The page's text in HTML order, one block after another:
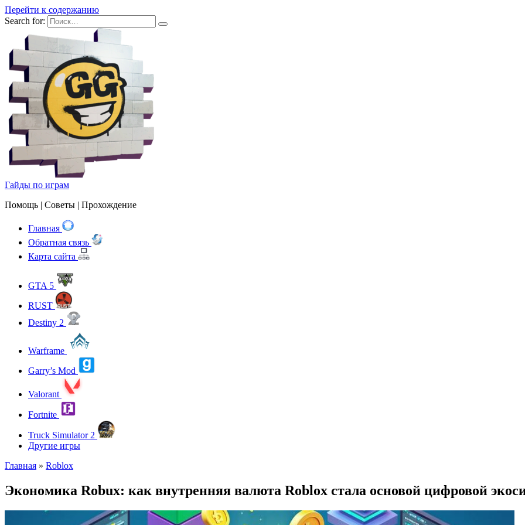
Перейти к содержанию
Search for:
Гайды по играм
Помощь | Cоветы | Прохождение
Главная
Обратная связь
Карта сайта
GTA 5
RUST
Destiny 2
Warframe
Garry’s Mod
Valorant
Fortnite
Truck Simulator 2
Другие игры
Главная » Roblox
Экономика Robux: как внутренняя валюта Roblox стала основой цифровой